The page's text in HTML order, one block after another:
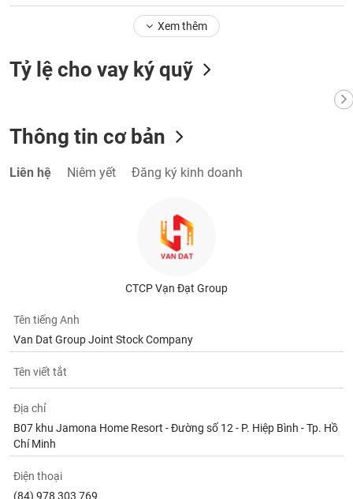
Xem thêm
Tỷ lệ cho vay ký quỹ
Thông tin cơ bản
Liên hệ Niêm yết Đăng ký kinh doanh
CTCP Vạn Đạt Group
Tên tiếng Anh
Van Dat Group Joint Stock Company
Tên viết tắt
Địa chỉ
B07 khu Jamona Home Resort - Đường số 12 - P. Hiệp Bình - Tp. Hồ
Chí Minh
Điện thoại
(84) 978 303 769
thông
liệu
tài